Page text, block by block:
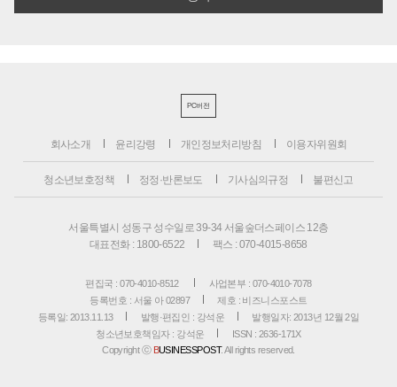
PC버전
회사소개 윤리강령 개인정보처리방침 이용자위원회
청소년보호정책 정정·반론보도 기사심의규정 불편신고
서울특별시 성동구 성수일로 39-34 서울숲더스페이스 12층
대표전화 : 1800-6522
팩스 : 070-4015-8658
편집국 : 070-4010-8512
사업본부 : 070-4010-7078
등록번호 : 서울 아 02897
제호 : 비즈니스포스트
등록일: 2013.11.13
발행·편집인 : 강석운
발행일자: 2013년 12월 2일
청소년보호책임자 : 강석운
ISSN : 2636-171X
Copyright ⓒ BUSINESSPOST. All rights reserved.